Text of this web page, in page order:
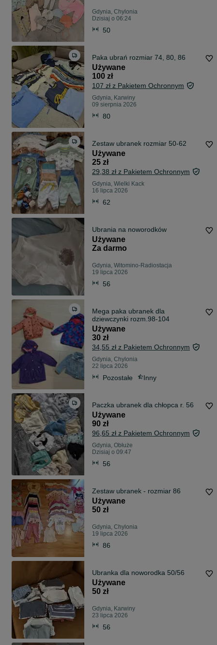
Gdynia, Chylonia
Dzisiaj o 06:24
50
Paka ubrań rozmiar 74, 80, 86
Używane
100 zł
107 zł z Pakietem Ochronnym
Gdynia, Karwiny
09 sierpnia 2026
80
Zestaw ubranek rozmiar 50-62
Używane
25 zł
29,38 zł z Pakietem Ochronnym
Gdynia, Wielki Kack
16 lipca 2026
62
Ubrania na noworodków
Używane
Za darmo
Gdynia, Witomino-Radiostacja
19 lipca 2026
56
Mega paka ubranek dla
dziewczynki rozm.98-104
Używane
30 zł
34,55 zł z Pakietem Ochronnym
Gdynia, Chylonia
22 lipca 2026
Pozostałe Inny
Paczka ubranek dla chłopca r. 56
Używane
90 zł
96,65 zł z Pakietem Ochronnym
Gdynia, Obłuże
Dzisiaj o 09:47
56
Zestaw ubranek - rozmiar 86
Używane
50 zł
Gdynia, Chylonia
19 lipca 2026
86
Ubranka dla noworodka 50/56
Używane
50 zł
Gdynia, Karwiny
23 lipca 2026
56